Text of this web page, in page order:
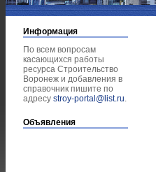
Информация
По всем вопросам
касающихся работы
ресурса Строительство
Воронеж и добавления в
справочник пишите по
адресу stroy-portal@list.ru.
Объявления